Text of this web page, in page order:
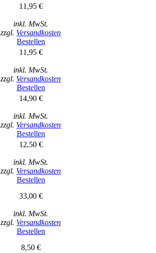
11,95 €
inkl. MwSt.
zzgl. Versandkosten
Bestellen
11,95 €
inkl. MwSt.
zzgl. Versandkosten
Bestellen
14,90 €
inkl. MwSt.
zzgl. Versandkosten
Bestellen
12,50 €
inkl. MwSt.
zzgl. Versandkosten
Bestellen
33,00 €
inkl. MwSt.
zzgl. Versandkosten
Bestellen
8,50 €